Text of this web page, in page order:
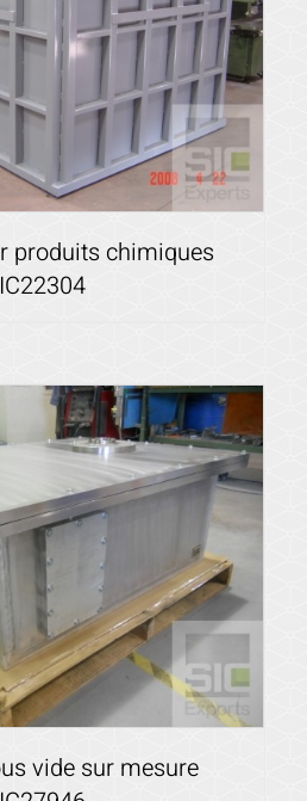
les détails
produits chimiques
vide sur mesure